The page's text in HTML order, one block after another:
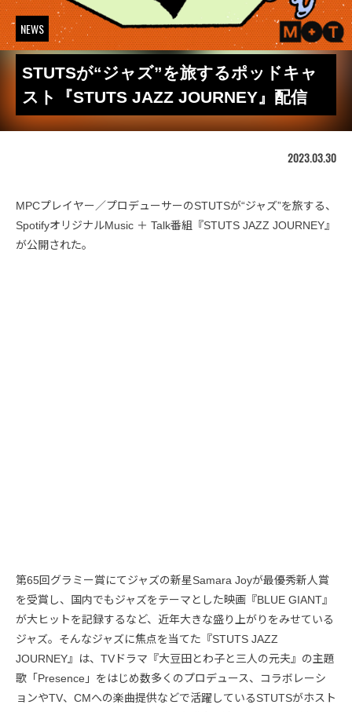
NEWS
STUTSが“ジャズ”を旅するポッドキャ
スト『STUTS JAZZ JOURNEY』配信
2023.03.30
MPCプレイヤー／プロデューサーのSTUTSが“ジャズ”を旅する、
SpotifyオリジナルMusic ＋ Talk番組『STUTS JAZZ JOURNEY』
が公開された。
第65回グラミー賞にてジャズの新星Samara Joyが最優秀新人賞
を受賞し、国内でもジャズをテーマとした映画『BLUE GIANT』
が大ヒットを記録するなど、近年大きな盛り上がりをみせている
ジャズ。そんなジャズに焦点を当てた『STUTS JAZZ
JOURNEY』は、TVドラマ『大豆田とわ子と三人の元夫』の主題
歌「Presence」をはじめ数多くのプロデュース、コラボレーシ
ョンやTV、CMへの楽曲提供などで活躍しているSTUTSがホスト